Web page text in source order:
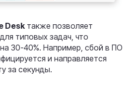
Desk также позволяет
типовых задач, что
30-40%. Например, сбой в ПО
и направляется
за секунды.